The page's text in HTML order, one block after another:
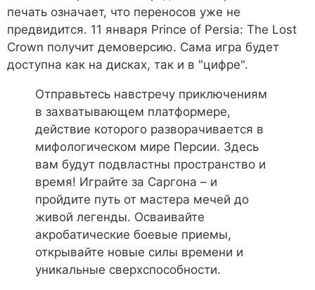
печать означает, что переносов уже не
предвидится. 11 января Prince of Persia: The Lost
Crown получит демоверсию. Сама игра будет
доступна как на дисках, так и в "цифре".
Отправьтесь навстречу приключениям
в захватывающем платформере,
действие которого разворачивается в
мифологическом мире Персии. Здесь
вам будут подвластны пространство и
время! Играйте за Саргона – и
пройдите путь от мастера мечей до
живой легенды. Осваивайте
акробатические боевые приемы,
открывайте новые силы времени и
уникальные сверхспособности.